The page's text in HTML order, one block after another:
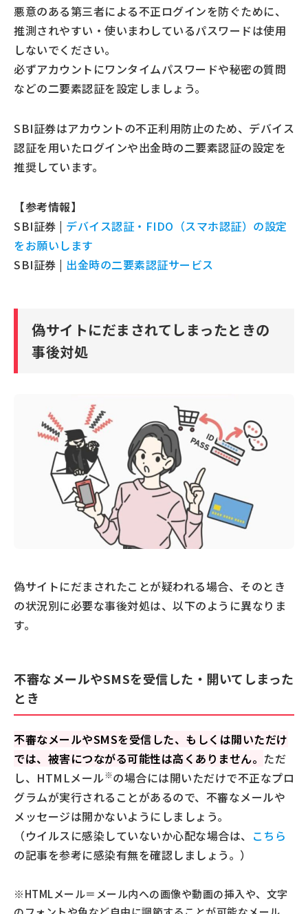
悪意のある第三者による不正ログインを防ぐために、
推測されやすい・使いまわしているパスワードは使用
しないでください。
必ずアカウントにワンタイムパスワードや秘密の質問
などの二要素認証を設定しましょう。
SBI証券はアカウントの不正利用防止のため、デバイス
認証を用いたログインや出金時の二要素認証の設定を
推奨しています。
【参考情報】
SBI証券 | デバイス認証・FIDO（スマホ認証）の設定
をお願いします
SBI証券 | 出金時の二要素認証サービス
偽サイトにだまされてしまったときの
事後対処
偽サイトにだまされたことが疑われる場合、そのとき
の状況別に必要な事後対処は、以下のように異なりま
す。
不審なメールやSMSを受信した・開いてしまった
とき
不審なメールやSMSを受信した、もしくは開いただけ
では、被害につながる可能性は高くありません。 ただ
し、HTMLメール※の場合には開いただけで不正なプロ
グラムが実行されることがあるので、不審なメールや
メッセージは開かないようにしましょう。
（ウイルスに感染していないか心配な場合は、 こちら
の記事を参考に感染有無を確認しましょう。）
※HTMLメール＝メール内への画像や動画の挿入や、文字